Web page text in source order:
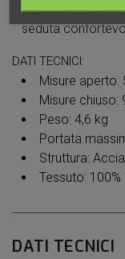
ergonomiche e
seduta
DATI TECNICI:
Misure aperto:
Misure
Peso: 4,6 kg
Portata
Struttura:
Tessuto:
DATI TECNICI